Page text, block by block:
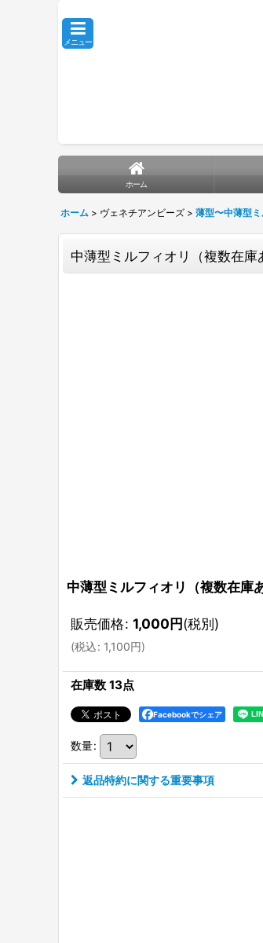
メニュー
ホーム
ホーム > ヴェネチアンビーズ > 薄型〜中薄型
中薄型ミルフィオリ（複数在庫
中薄型ミルフィオリ（複数在庫
販売価格: 1,000円(税別)
(税込: 1,100円)
在庫数 13点
Facebookでシェア
数量:
返品特約に関する重要事項